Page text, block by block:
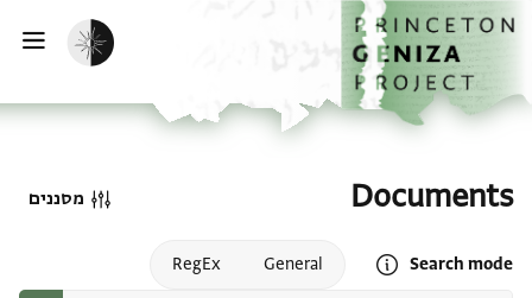
דילוג לתוכן
דף הבית
הפעלת מצב כהה
Documents
Search mode
Open search mode help
General
RegEx
מסננים